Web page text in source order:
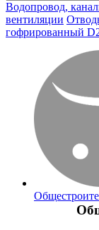
Водопровод,
вентиляции
гофрированный